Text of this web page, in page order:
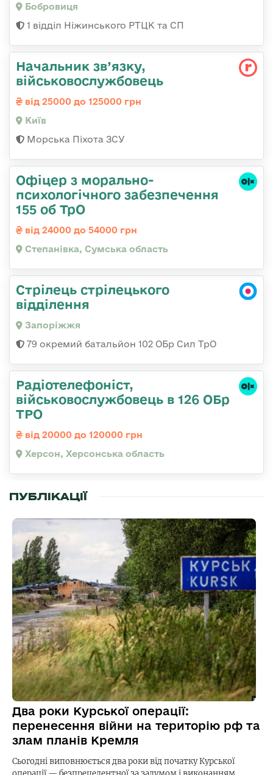
Бобровиця
1 відділ Ніжинського РТЦК та СП
Начальник зв’язку,
військовослужбовець
від 25000 до 125000 грн
Київ
Морська Піхота ЗСУ
Офіцер з морально-
психологічного забезпечення
155 об ТрО
від 24000 до 54000 грн
Степанівка, Сумська область
Стрілець стрілецького
відділення
Запоріжжя
79 окремий батальйон 102 ОБр Сил ТрО
Радіотелефоніст,
військовослужбовець в 126 ОБр
ТРО
від 20000 до 120000 грн
Херсон, Херсонська область
ПУБЛІКАЦІЇ
Два роки Курської операції:
перенесення війни на територію рф та
злам планів Кремля
Сьогодні виповнюється два роки від початку Курської